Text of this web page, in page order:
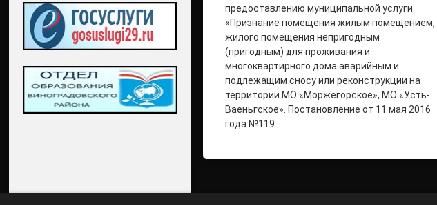
предоставлению муниципальной услуги
«Признание помещения жилым помещением,
жилого помещения непригодным
(пригодным) для проживания и
многоквартирного дома аварийным и
подлежащим сносу или реконструкции на
территории МО «Моржегорское», МО «Усть-
Ваеньгское». Постановление от 11 мая 2016
года №119